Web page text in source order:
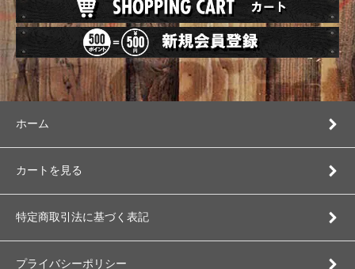
ホーム
カートを見る
特定商取引法に基づく表記
プライバシーポリシー